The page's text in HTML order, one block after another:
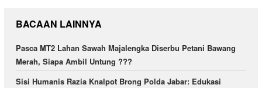
BACAAN LAINNYA
Pasca MT2 Lahan Sawah Majalengka Diserbu Petani Bawang
Merah, Siapa Ambil Untung ???
Sisi Humanis Razia Knalpot Brong Polda Jabar: Edukasi